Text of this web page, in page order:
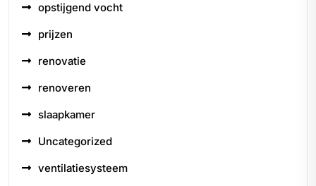
opstijgend vocht
prijzen
renovatie
renoveren
slaapkamer
Uncategorized
ventilatiesysteem